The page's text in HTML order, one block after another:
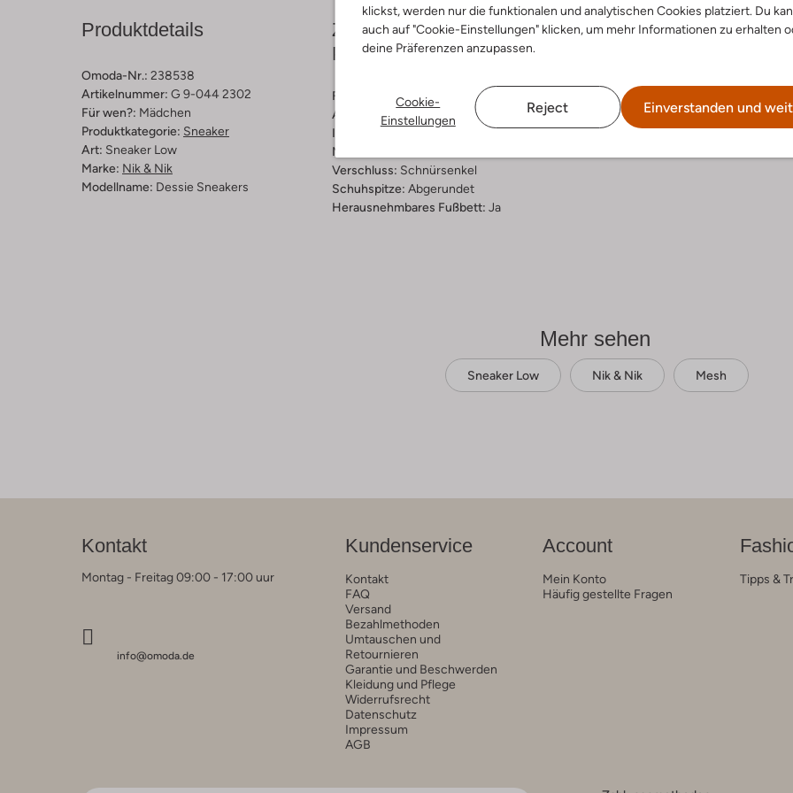
klickst, werden nur die funktionalen und analytischen Cookies platziert. Du
auch auf "Cookie-Einstellungen" klicken, um mehr Informationen zu erhalten
deine Präferenzen anzupassen.
Cookie-
Einstellungen
Reject Einverstanden und
Produktdetails
Omoda-Nr.: 238538
Artikelnummer: G 9-044 2302
Für wen?: Mädchen
Produktkategorie: Sneaker
Art: Sneaker Low
Marke: Nik & Nik
Modellname: Dessie Sneakers
Zusammensetzung &
Passform
Farbe :
Grün
Außenmaterial:Mesh
Innenmaterial:
Material Sohle:
Verschluss: Schnürsenkel
Schuhspitze: Abgerundet
Herausnehmbares Fußbett: Ja
Mehr sehen
Sneaker Low Nik & Nik Mesh
Kontakt
Montag - Freitag 09:00 - 17:00 uur
info@omoda.de
Kundenservice
Kontakt
FAQ
Versand
Bezahlmethoden
Umtauschen und
Retournieren
Garantie und Beschwerden
Kleidung und Pflege
Widerrufsrecht
Datenschutz
Impressum
AGB
Account
Mein Konto
Häufig gestellte Fragen
Tipps &